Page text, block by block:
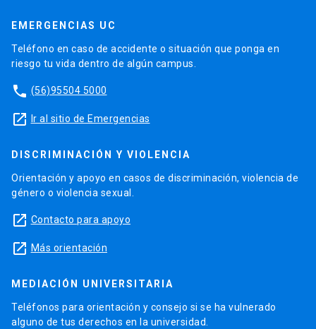
EMERGENCIAS UC
Teléfono en caso de accidente o situación que ponga en
riesgo tu vida dentro de algún campus.
phone (56)95504 5000
launch Ir al sitio de Emergencias
DISCRIMINACIÓN Y VIOLENCIA
Orientación y apoyo en casos de discriminación, violencia de
género o violencia sexual.
launch Contacto para apoyo
launch Más orientación
MEDIACIÓN UNIVERSITARIA
Teléfonos para orientación y consejo si se ha vulnerado
alguno de tus derechos en la universidad.